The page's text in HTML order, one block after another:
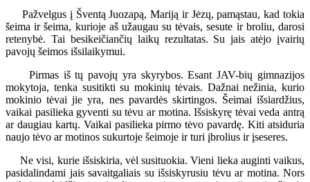
Pažvelgus į Šventą Juozapą, Mariją ir Jėzų, pamąstau, kad tokia
šeima ir šeima, kurioje aš užaugau su tėvais, sesute ir broliu, darosi
retenybė. Tai besikeičiančių laikų rezultatas. Su jais atėjo įvairių
pavojų šeimos išsilaikymui.
Pirmas iš tų pavojų yra skyrybos. Esant JAV-bių gimnazijos
mokytoja, tenka susitikti su mokinių tėvais. Dažnai nežinia, kurio
mokinio tėvai jie yra, nes pavardės skirtingos. Šeimai išsiardžius,
vaikai pasilieka gyventi su tėvu ar motina. Išsiskyrę tėvai veda antrą
ar daugiau kartų. Vaikai pasilieka pirmo tėvo pavardę. Kiti atsiduria
naujo tėvo ar motinos sukurtoje šeimoje ir turi įbrolius ir įseseres.
Ne visi, kurie išsiskiria, vėl susituokia. Vieni lieka auginti vaikus,
pasidalindami jais savaitgaliais su išsiskyrusiu tėvu ar motina. Nors